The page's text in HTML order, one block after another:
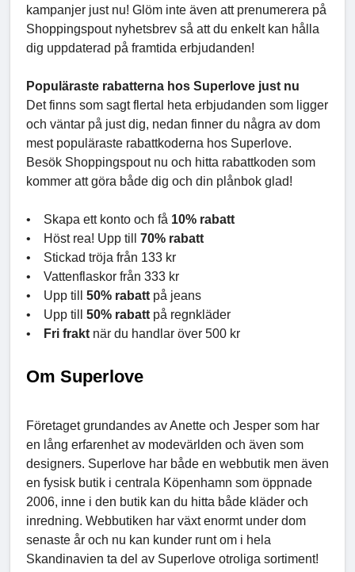
kampanjer just nu! Glöm inte även att prenumerera på
Shoppingspout nyhetsbrev så att du enkelt kan hålla
dig uppdaterad på framtida erbjudanden!
Populäraste rabatterna hos Superlove just nu
Det finns som sagt flertal heta erbjudanden som ligger
och väntar på just dig, nedan finner du några av dom
mest populäraste rabattkoderna hos Superlove.
Besök Shoppingspout nu och hitta rabattkoden som
kommer att göra både dig och din plånbok glad!
• Skapa ett konto och få 10% rabatt
• Höst rea! Upp till 70% rabatt
• Stickad tröja från 133 kr
• Vattenflaskor från 333 kr
• Upp till 50% rabatt på jeans
• Upp till 50% rabatt på regnkläder
•
Fri frakt när du handlar över 500 kr
Om Superlove
Företaget grundandes av Anette och Jesper som har
en lång erfarenhet av modevärlden och även som
designers. Superlove har både en webbutik men även
en fysisk butik i centrala Köpenhamn som öppnade
2006, inne i den butik kan du hitta både kläder och
inredning. Webbutiken har växt enormt under dom
senaste år och nu kan kunder runt om i hela
Skandinavien ta del av Superlove otroliga sortiment!